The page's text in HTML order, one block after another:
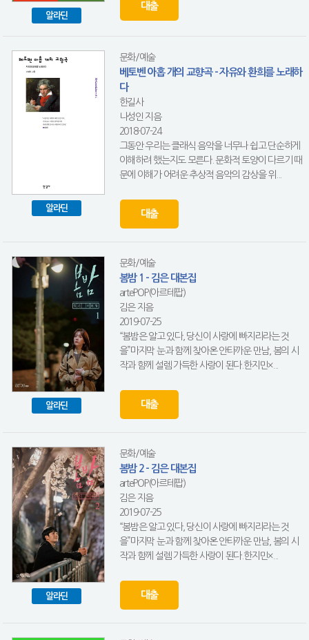
알라딘
대출
알라딘
문화/예술
베토벤 아홉 개의 교향곡 - 자유와 환희를 노래하
다
한길사
나성인 지음
2018-07-24
그동안 우리는 클래식 음악을 너무나 쉽고 단순하게
이해하려 했는지도 모른다. 문화적 토양이 다르기 때
문에 이해가 어려운 추상적 음악의 감상을 위...
대출
알라딘
문화/예술
봄밤 1 - 김은 대본집
artePOP(아르테팝)
김은 지음
2019-07-25
“봄밤은 알고 있다, 당신이 사랑에 빠지리라는 것
을”마지막 눈과 함께 찾아온 안타까운 만남, 봄의 시
작과 함께 설렘 가득한 사랑이 된다.한지민×...
대출
알라딘
문화/예술
봄밤 2 - 김은 대본집
artePOP(아르테팝)
김은 지음
2019-07-25
“봄밤은 알고 있다, 당신이 사랑에 빠지리라는 것
을”마지막 눈과 함께 찾아온 안타까운 만남, 봄의 시
작과 함께 설렘 가득한 사랑이 된다.한지민×...
대출